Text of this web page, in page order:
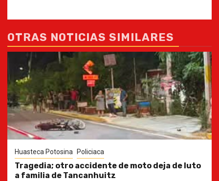
OTRAS NOTICIAS SIMILARES
Huasteca Potosina Policiaca
Tragedia; otro accidente de moto deja de luto
a familia de Tancanhuitz